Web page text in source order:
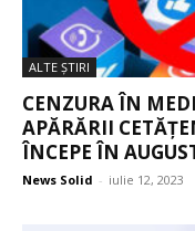
ALTE ŞTIRI
CENZURA ÎN
APĂRĂRII
ÎNCEPE ÎN
News Solid - iulie 12, 2023